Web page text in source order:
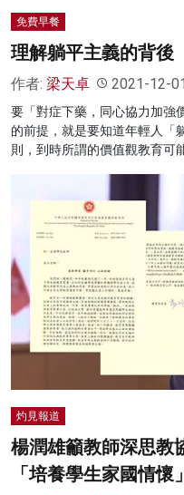
免費早餐
理解躺平主義的背後
作者: 梁天卓 2021-12-
要「對症下藥，同心協力加強
的前提，就是要知道年輕人「
則，到時所謂的價值觀教育可
灼見報道
楊潤雄籲教師深思教
「培養學生家國情懷」